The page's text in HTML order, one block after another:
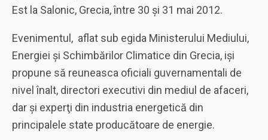
Est la Salonic, Grecia, între 30 şi 31 mai 2012.
Evenimentul, aflat sub egida Ministerului Mediului,
Energiei şi Schimbărilor Climatice din Grecia, işi
propune să reuneasca oficiali guvernamentali de
nivel înalt, directori executivi din mediul de afaceri,
dar şi experţi din industria energetică din
principalele state producătoare de energie.